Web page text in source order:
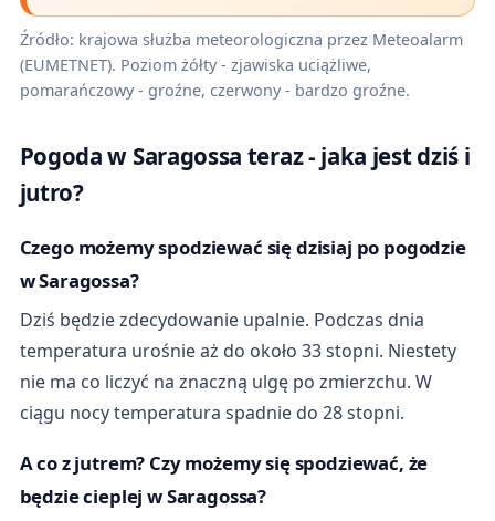
Źródło: krajowa służba meteorologiczna przez Meteoalarm
(EUMETNET). Poziom żółty - zjawiska uciążliwe,
pomarańczowy - groźne, czerwony - bardzo groźne.
Pogoda w Saragossa teraz - jaka jest dziś i
jutro?
Czego możemy spodziewać się dzisiaj po pogodzie
w Saragossa?
Dziś będzie zdecydowanie upalnie. Podczas dnia
temperatura urośnie aż do około 33 stopni. Niestety
nie ma co liczyć na znaczną ulgę po zmierzchu. W
ciągu nocy temperatura spadnie do 28 stopni.
A co z jutrem? Czy możemy się spodziewać, że
będzie cieplej w Saragossa?